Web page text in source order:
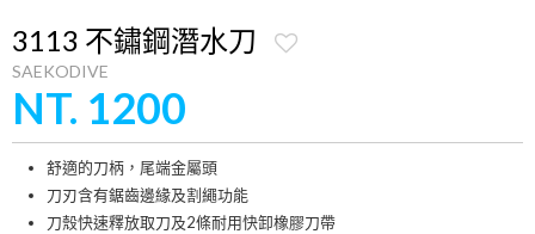
3113 不鏽鋼潛水刀
SAEKODIVE
NT. 1200
舒適的刀柄，尾端金屬頭
刀刃含有鋸齒邊緣及割繩功能
刀殼快速釋放取刀及2條耐用快卸橡膠刀帶